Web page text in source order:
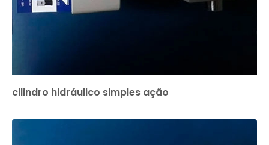
cilindro hidráulico simples ação